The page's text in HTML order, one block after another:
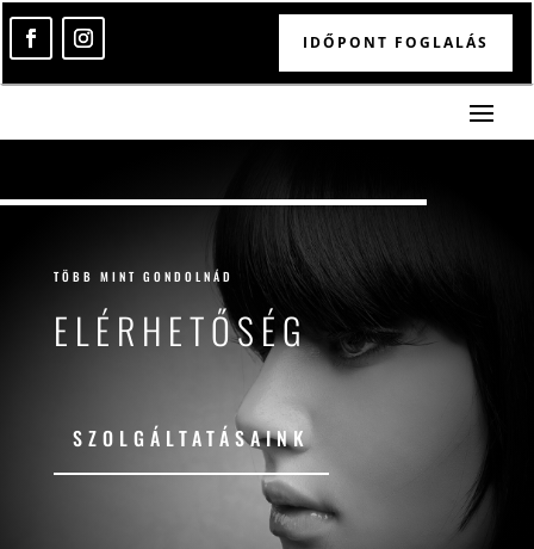
IDŐPONT FOGLALÁS
TÖBB MINT GONDOLNÁD
ELÉRHETŐSÉG
SZOLGÁLTATÁSAINK